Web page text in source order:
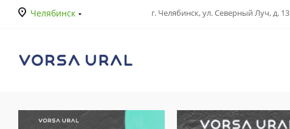
Челябинск г. Челябинск, ул. Северный Луч, д. 13